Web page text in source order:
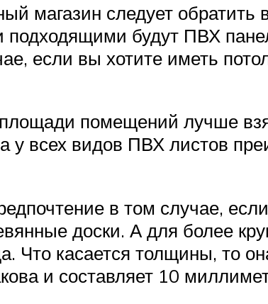
магазин следует
будут ПВХ
если вы хотите иметь
помещений лучше
у всех видов ПВХ листов
в том случае,
доски. А для более
Что касается толщины, то
и составляет 10